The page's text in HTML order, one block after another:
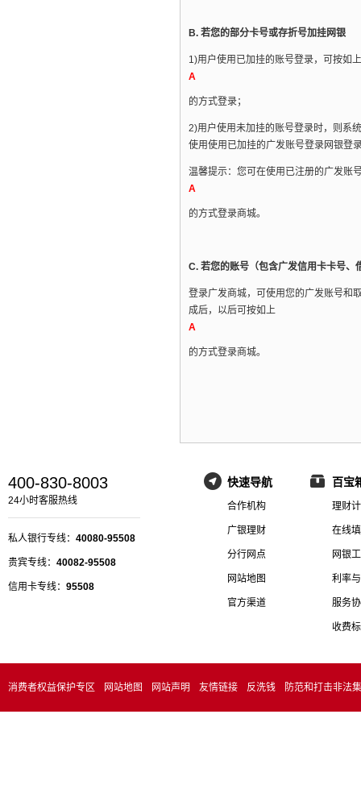
B. 若您的部分卡号或存折号加挂网银
1)用户使用已加挂的账号登录，可按如上
A
的方式登录；
2)用户使用未加挂的账号登录时，则系
使用使用已加挂的广发账号登录网银登
温馨提示：您可在使用已注册的广发账
A
的方式登录商城。
C. 若您的账号（包含广发信用卡卡号
登录广发商城，可使用您的广发账号和
成后，以后可按如上
A
的方式登录商城。
400-830-8003
24小时客服热线
私人银行专线： 40080-95508
贵宾专线： 40082-95508
信用卡专线： 95508
快速导航
合作机构
广银理财
分行网点
网站地图
官方渠道
百宝
理财
在线
网银
利率
服务
收费
消费者权益保护专区 网站地图 网站声明 友情链接 反洗钱 防范和打击非法